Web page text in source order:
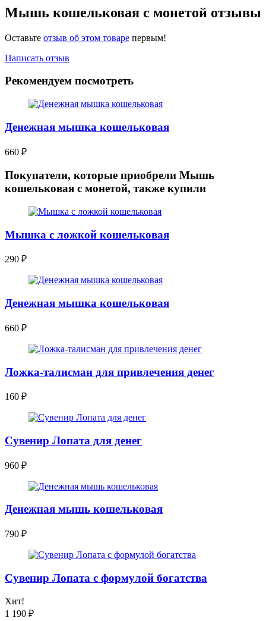
Мышь кошельковая с монетой отзывы
Оставьте отзыв об этом товаре первым!
Написать отзыв
Рекомендуем посмотреть
Денежная мышка кошельковая
660 ₽
Покупатели, которые приобрели Мышь
кошельковая с монетой, также купили
Мышка с ложкой кошельковая
290 ₽
Денежная мышка кошельковая
660 ₽
Ложка-талисман для привлечения денег
160 ₽
Сувенир Лопата для денег
960 ₽
Денежная мышь кошельковая
790 ₽
Сувенир Лопата с формулой богатства
Хит!
1 190 ₽